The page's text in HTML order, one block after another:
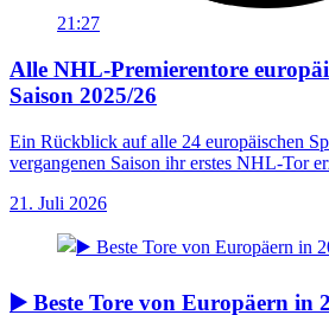
21:27
Alle NHL-Premierentore
Saison 2025/26
Ein Rückblick auf alle 24 europäischen
vergangenen Saison ihr erstes NHL-Tor
21. Juli 2026
▶️ Beste Tore von Europäern in